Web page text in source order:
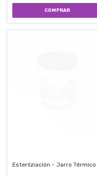
Esterilziación - Jarro Térmico